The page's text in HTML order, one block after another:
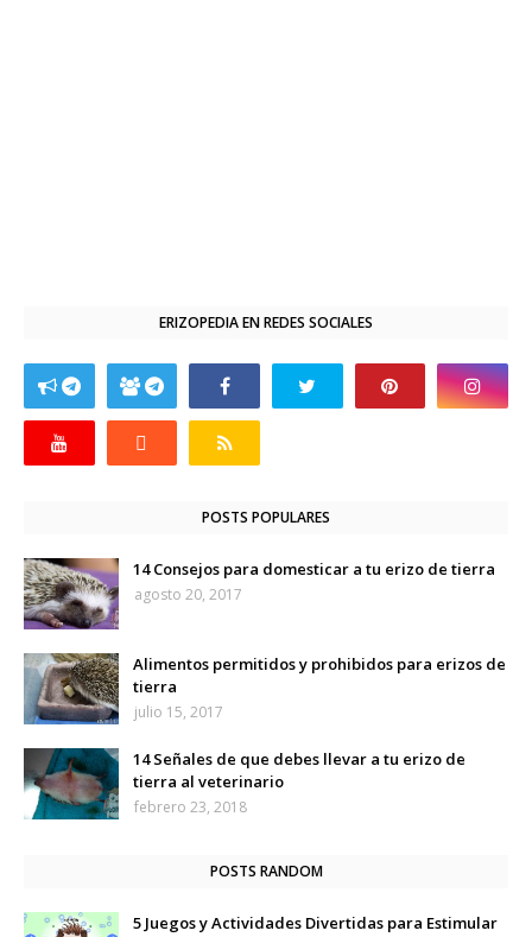
ERIZOPEDIA EN REDES SOCIALES
POSTS POPULARES
14 Consejos para domesticar a tu erizo de tierra
agosto 20, 2017
Alimentos permitidos y prohibidos para erizos de
tierra
julio 15, 2017
14 Señales de que debes llevar a tu erizo de
tierra al veterinario
febrero 23, 2018
POSTS RANDOM
5 Juegos y Actividades Divertidas para Estimular